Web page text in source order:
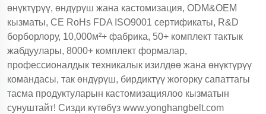
өнүктүрүү, өндүрүш жана кастомизация, ODM&OEM
кызматы, CE RoHs FDA ISO9001 сертификаты, R&D
борборлору, 10,000м²+ фабрика, 50+ комплект тактык
жабдуулары, 8000+ комплект формалар,
профессионалдык техникалык изилдөө жана өнүктүрүү
командасы, так өндүрүш, бирдиктүү жогорку сапаттагы
тасма продуктуларын кастомизациялоо кызматын
сунуштайт! Сизди күтөбүз www.yonghangbelt.com